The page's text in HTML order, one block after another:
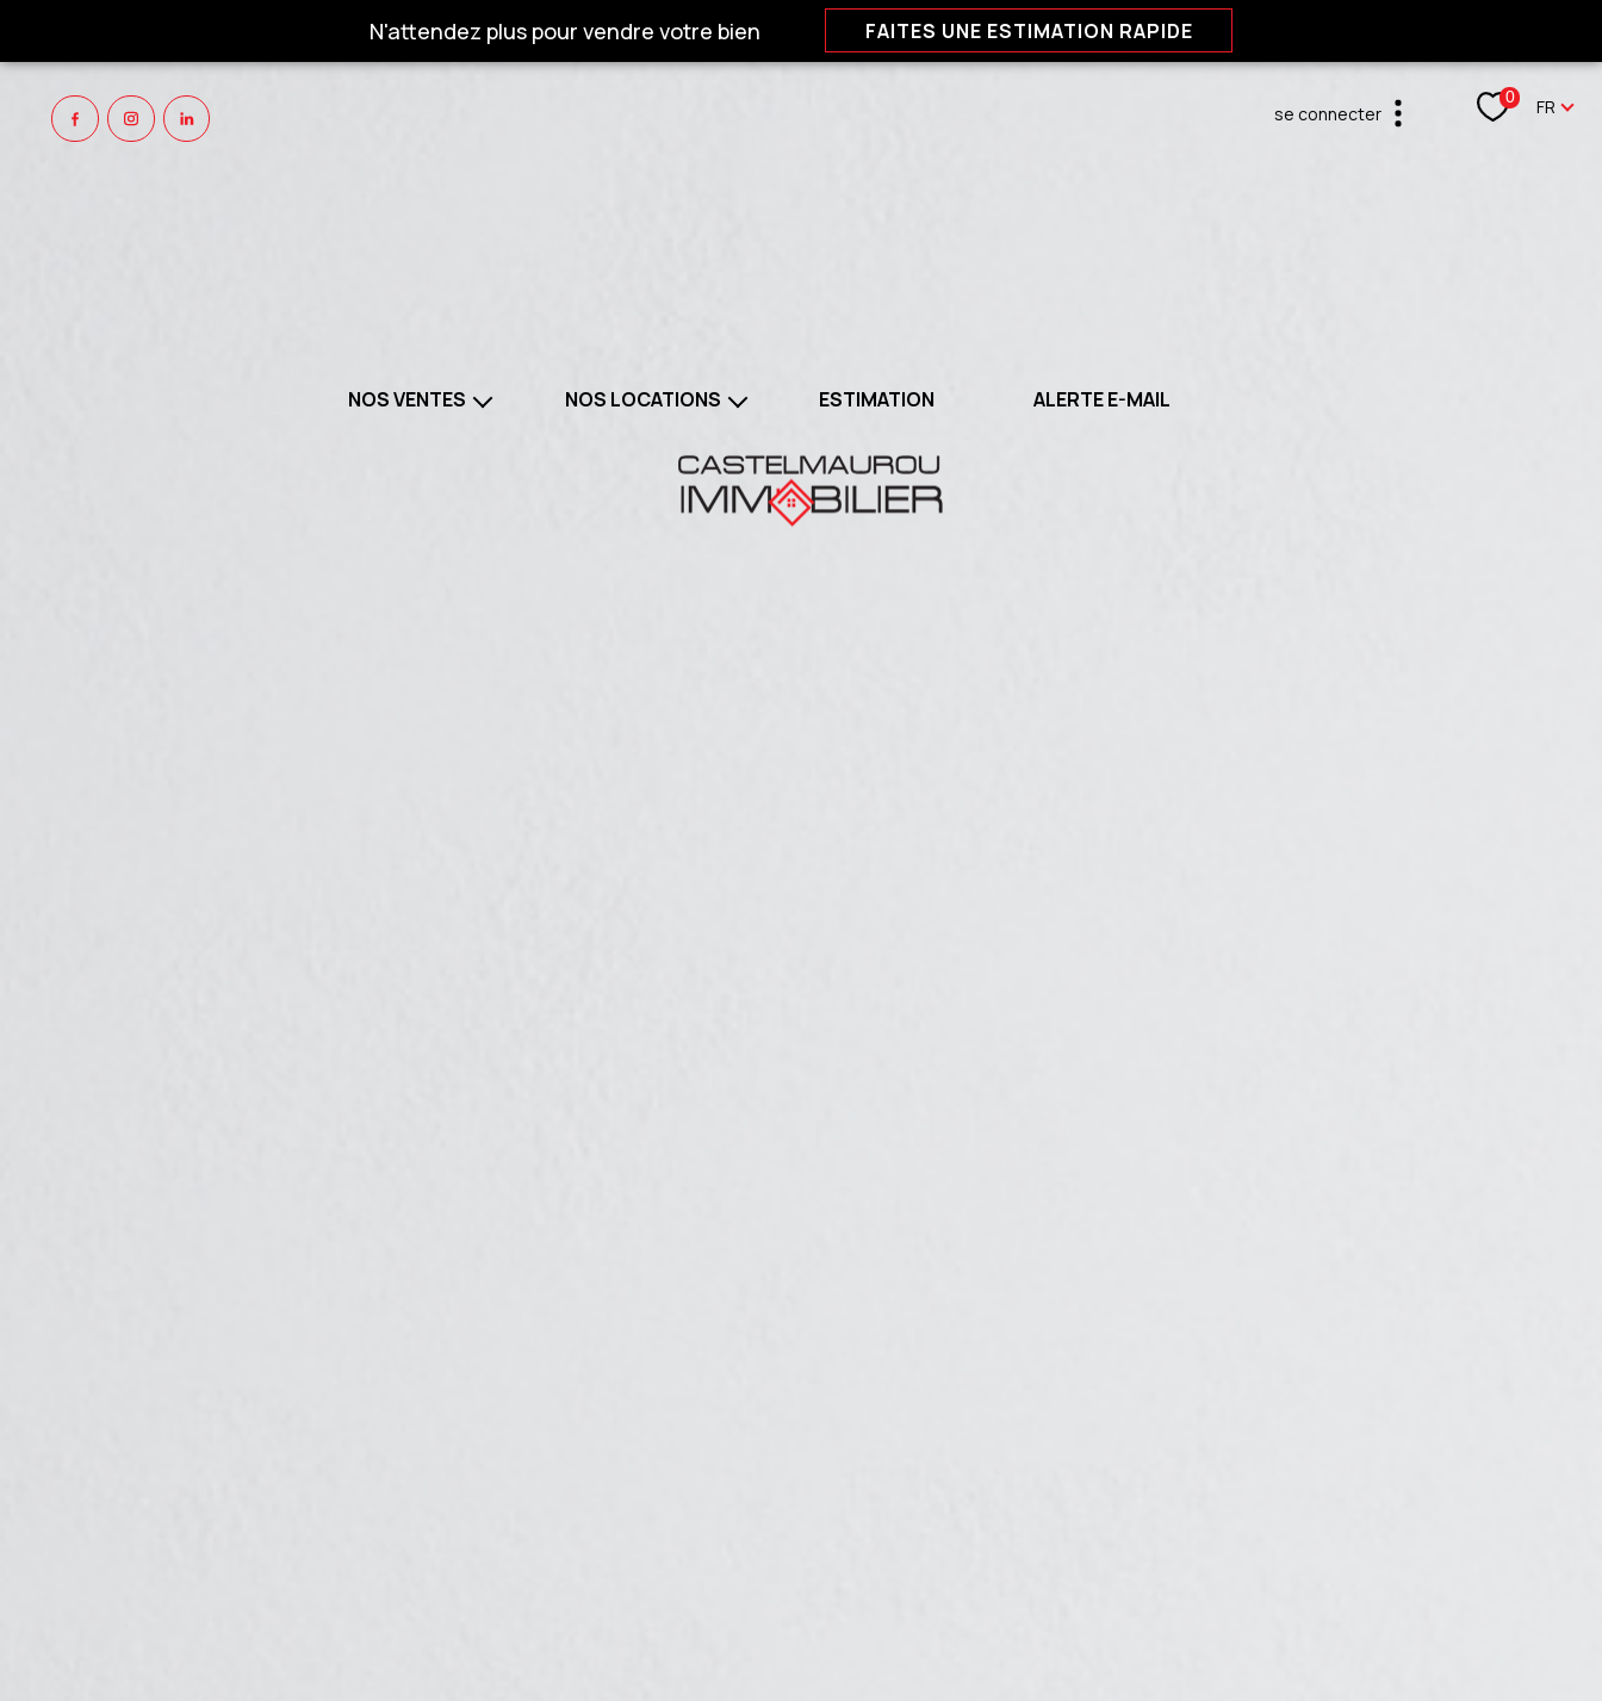
se connecter
N'attendez plus pour vendre votre bien FAITES UNE ESTIMATION RAPIDE
0 FR
NOS VENTES NOS LOCATIONS
NOS LOCATIONS PROFESSIONNELS
ESTIMATION ALERTE E-MAIL